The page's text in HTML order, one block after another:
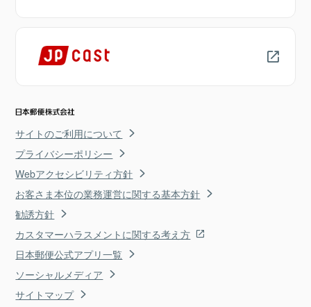
サイトのご利用について
プライバシーポリシー
Webアクセシビリティ方針
お客さま本位の業務運営に関する基本方針
勧誘方針
カスタマーハラスメントに関する考え方
日本郵便公式アプリ一覧
ソーシャルメディア
サイトマップ